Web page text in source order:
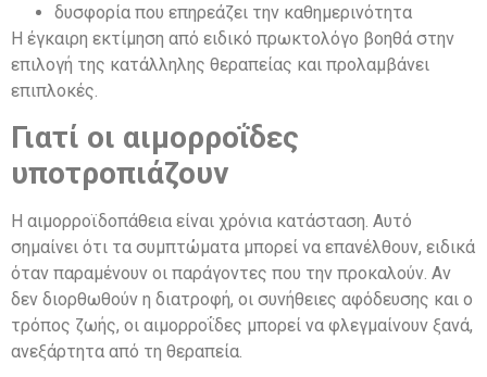
δυσφορία που επηρεάζει την καθημερινότητα
Η έγκαιρη εκτίμηση από ειδικό πρωκτολόγο βοηθά στην
επιλογή της κατάλληλης θεραπείας και προλαμβάνει
επιπλοκές.
Γιατί οι αιμορροΐδες
υποτροπιάζουν
Η αιμορροϊδοπάθεια είναι χρόνια κατάσταση. Αυτό
σημαίνει ότι τα συμπτώματα μπορεί να επανέλθουν, ειδικά
όταν παραμένουν οι παράγοντες που την προκαλούν. Αν
δεν διορθωθούν η διατροφή, οι συνήθειες αφόδευσης και ο
τρόπος ζωής, οι αιμορροΐδες μπορεί να φλεγμαίνουν ξανά,
ανεξάρτητα από τη θεραπεία.